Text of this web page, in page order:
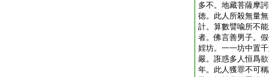
多不。地藏菩薩摩
徳。此人所殺無量
計。算數譬喩所不
者。佛言善男子。
婬坊。一一坊中置
嚴。誑惑多人恒爲
年。此人獲罪不可